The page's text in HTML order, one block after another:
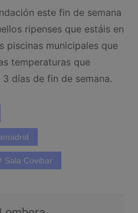
este fin de semana
ripenses que estáis en
piscinas municipales que
temperaturas que
días de fin de semana.
Sala Covibar